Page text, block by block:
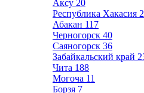
Аксу 20
Республика Хакасия
Абакан 117
Черногорск 40
Саяногорск 36
Забайкальский край
Чита 188
Могоча 11
Борзя 7